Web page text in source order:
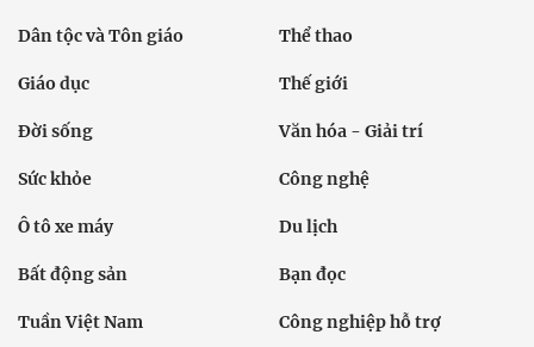
Dân tộc và Tôn giáo Thể thao
Giáo dục Thế giới
Đời sống Văn hóa - Giải trí
Sức khỏe Công nghệ
Ô tô xe máy Du lịch
Bất động sản Bạn đọc
Tuần Việt Nam Công nghiệp hỗ trợ